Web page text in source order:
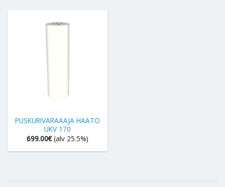
PUSKURIVARAAAJA HAATO
UKV 170
699.00€ (alv 25.5%)